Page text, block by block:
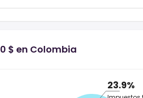
$ en Colombia
23.9%